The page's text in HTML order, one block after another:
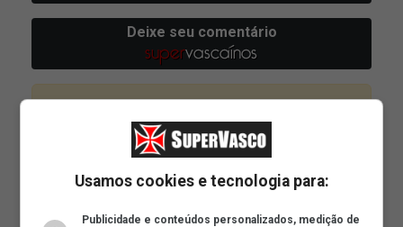
Usamos cookies e tecnologia para:
Publicidade e conteúdos personalizados, medição de